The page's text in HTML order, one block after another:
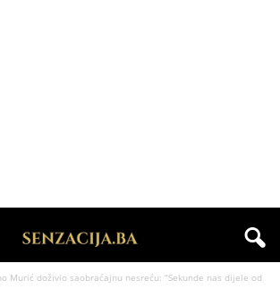
Murić doživio saobraćajnu nesreću: “Sekunde nas dijele od